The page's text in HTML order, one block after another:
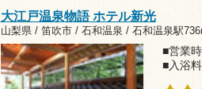
大江戸温泉物語 ホテル新光
山梨県 / 笛吹市 / 石和温泉 / 石和温泉駅
■営業
■入浴